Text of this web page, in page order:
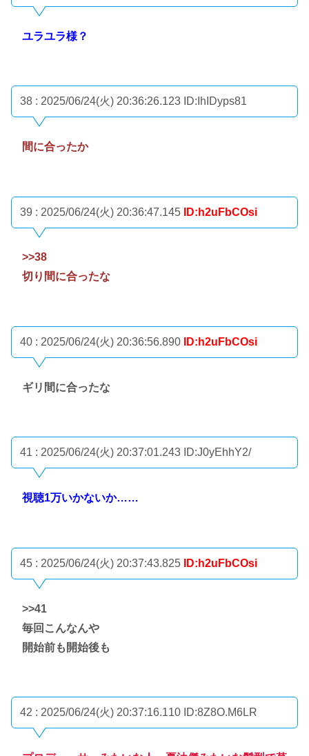
ユラユラ様？
38 : 2025/06/24(火) 20:36:26.123 ID:IhIDyps81
間に合ったか
39 : 2025/06/24(火) 20:36:47.145 ID:h2uFbCOsi
>>38
切り間に合ったな
40 : 2025/06/24(火) 20:36:56.890 ID:h2uFbCOsi
ギリ間に合ったな
41 : 2025/06/24(火) 20:37:01.243 ID:J0yEhhY2/
視聴1万いかないか……
45 : 2025/06/24(火) 20:37:43.825 ID:h2uFbCOsi
>>41
毎回こんなんや
開始前も開始後も
42 : 2025/06/24(火) 20:37:16.110 ID:8Z8O.M6LR